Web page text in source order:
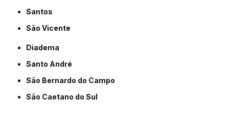
Santos
São Vicente
Diadema
Santo André
São Bernardo do Campo
São Caetano do Sul